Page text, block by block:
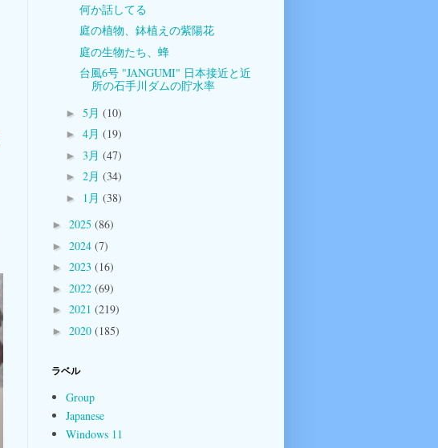
何か話してる
庭の植物、鉢植えの紫陽花
庭の生物たち、蜂
台風6号 "JANGUMI" 日本接近と近
所の石手川ダムの貯水率
► 5月 (10)
► 4月 (19)
► 3月 (47)
► 2月 (34)
► 1月 (38)
► 2025 (86)
► 2024 (7)
► 2023 (16)
► 2022 (69)
► 2021 (219)
► 2020 (185)
ラベル
Group
Japanese
Windows 11